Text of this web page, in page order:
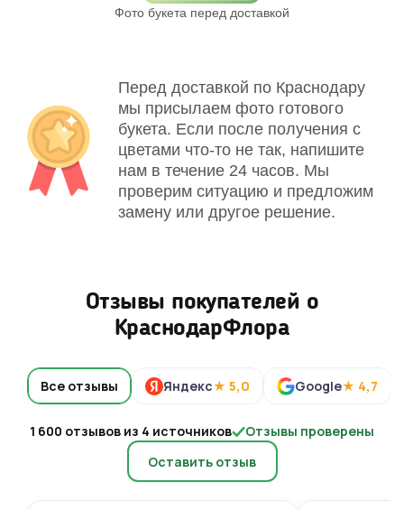
Фото букета перед доставкой
Перед доставкой по Краснодару
мы присылаем фото готового
букета. Если после получения с
цветами что-то не так, напишите
нам в течение 24 часов. Мы
проверим ситуацию и предложим
замену или другое решение.
Отзывы покупателей о
КраснодарФлора
Все отзывы Яндекс★ 5,0 Google★ 4,7
1 600 отзывов из 4 источников
Отзывы проверены
Оставить отзыв